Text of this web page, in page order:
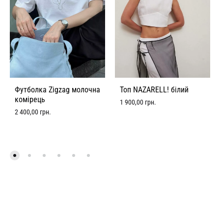
Футболка Zigzag молочна
комірець
2 400,00 грн.
Топ NAZARELL! білий
1 900,00 грн.